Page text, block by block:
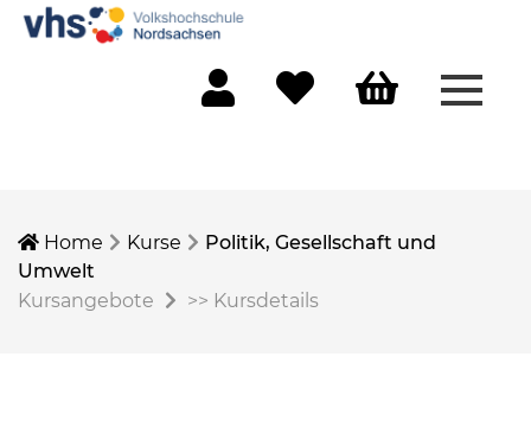
Home Kurse
Politik, Gesellschaft und
Umwelt
Kursangebote
>> Kursdetails